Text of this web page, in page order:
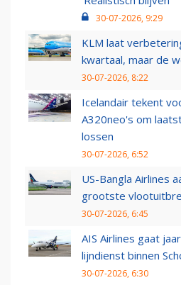
30-07-2026, 9:29
KLM laat
kwartaal, maar de
30-07-2026, 8:22
Icelandair tekent
A320neo's om
lossen
30-07-2026, 6:52
US-Bangla Airlines
grootste
30-07-2026, 6:45
AIS Airlines gaat
lijndienst binnen
30-07-2026, 6:30